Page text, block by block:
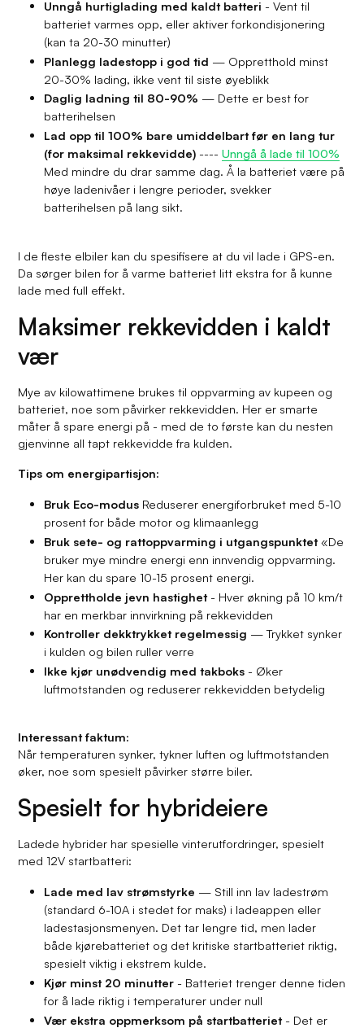
Unngå hurtiglading med kaldt batteri - Vent til
batteriet varmes opp, eller aktiver forkondisjonering
(kan ta 20-30 minutter)
Planlegg ladestopp i god tid — Oppretthold minst
20-30% lading, ikke vent til siste øyeblikk
Daglig ladning til 80-90% — Dette er best for
batterihelsen
Lad opp til 100% bare umiddelbart før en lang tur
(for maksimal rekkevidde) ----Unngå å lade til 100%
Med mindre du drar samme dag. Å la batteriet være på
høye ladenivåer i lengre perioder, svekker
batterihelsen på lang sikt.
I de fleste elbiler kan du spesifisere at du vil lade i GPS-en.
Da sørger bilen for å varme batteriet litt ekstra for å kunne
lade med full effekt.
Maksimer rekkevidden i kaldt
vær
Mye av kilowattimene brukes til oppvarming av kupeen og
batteriet, noe som påvirker rekkevidden. Her er smarte
måter å spare energi på - med de to første kan du nesten
gjenvinne all tapt rekkevidde fra kulden.
Tips om energipartisjon:
Bruk Eco-modus Reduserer energiforbruket med 5-10
prosent for både motor og klimaanlegg
Bruk sete- og rattoppvarming i utgangspunktet«De
bruker mye mindre energi enn innvendig oppvarming.
Her kan du spare 10-15 prosent energi.
Opprettholde jevn hastighet- Hver økning på 10 km/t
har en merkbar innvirkning på rekkevidden
Kontroller dekktrykket regelmessig — Trykket synker
i kulden og bilen ruller verre
Ikke kjør unødvendig med takboks - Øker
luftmotstanden og reduserer rekkevidden betydelig
Interessant faktum:
Når temperaturen synker, tykner luften og luftmotstanden
øker, noe som spesielt påvirker større biler.
Spesielt for hybrideiere
Ladede hybrider har spesielle vinterutfordringer, spesielt
med 12V startbatteri:
Lade med lav strømstyrke — Still inn lav ladestrøm
(standard 6-10A i stedet for maks) i ladeappen eller
ladestasjonsmenyen. Det tar lengre tid, men lader
både kjørebatteriet og det kritiske startbatteriet riktig,
spesielt viktig i ekstrem kulde.
Kjør minst 20 minutter - Batteriet trenger denne tiden
for å lade riktig i temperaturer under null
Vær ekstra oppmerksom på startbatteriet- Det er